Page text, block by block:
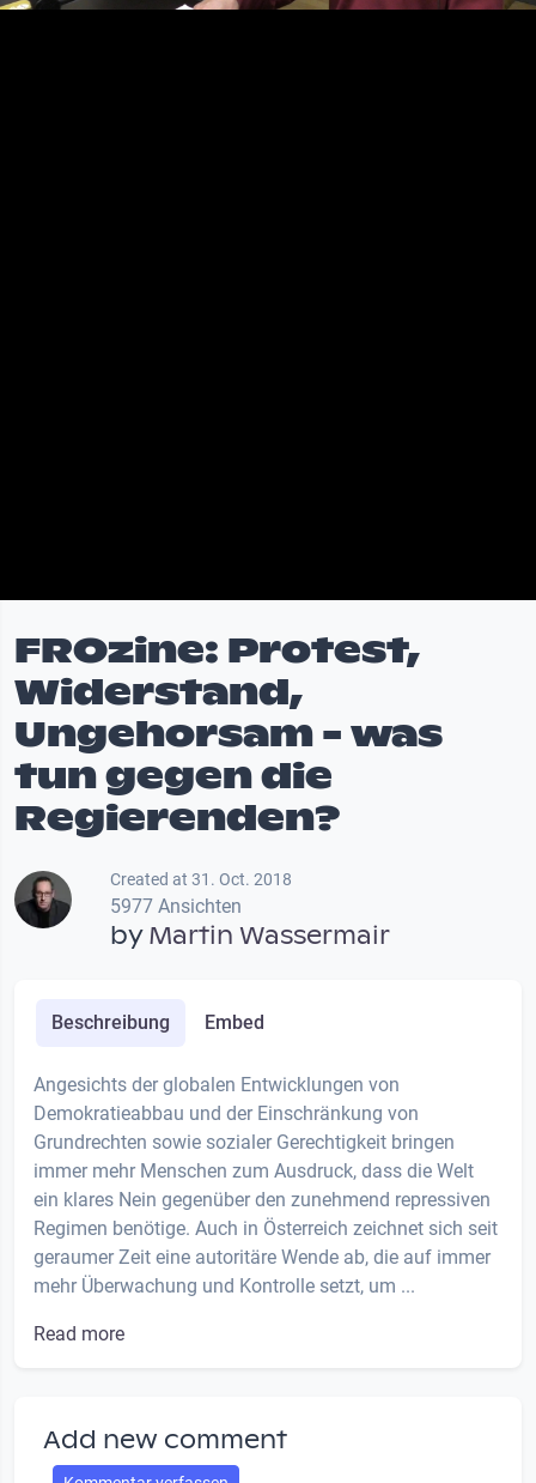
FROzine: Protest,
Widerstand,
Ungehorsam - was
tun gegen die
Regierenden?
Created at 31. Oct. 2018
5977 Ansichten
byMartin Wassermair
Beschreibung Embed
Angesichts der globalen Entwicklungen von
Demokratieabbau und der Einschränkung von
Grundrechten sowie sozialer Gerechtigkeit bringen
immer mehr Menschen zum Ausdruck, dass die Welt
ein klares Nein gegenüber den zunehmend repressiven
Regimen benötige. Auch in Österreich zeichnet sich seit
geraumer Zeit eine autoritäre Wende ab, die auf immer
mehr Überwachung und Kontrolle setzt, um ...
Read more
Add new comment